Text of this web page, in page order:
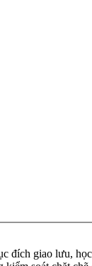
giao lưu,